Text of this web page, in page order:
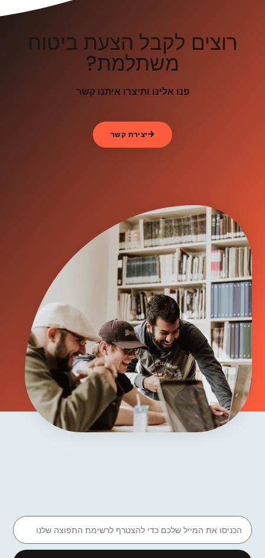
רוצים לקבל הצעת ביטוח
משתלמת?
פנו אלינו ותיצרו איתנו קשר
יצירת קשר